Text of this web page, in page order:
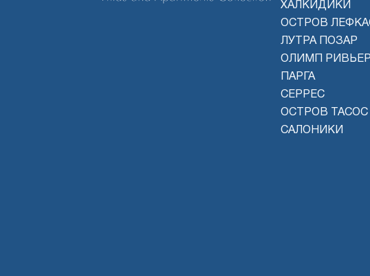
ХАЛКИДИКИ
ОСТРОВ
ЛУТРА ПОЗАР
ОЛИМП
ПАРГА
СЕРРЕС
ОСТРОВ ТАСОС
САЛОНИКИ